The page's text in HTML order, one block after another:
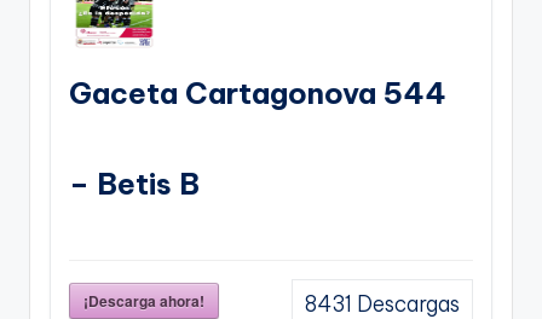
Gaceta Cartagonova 544
– Betis B
¡Descarga ahora! 8431 Descargas